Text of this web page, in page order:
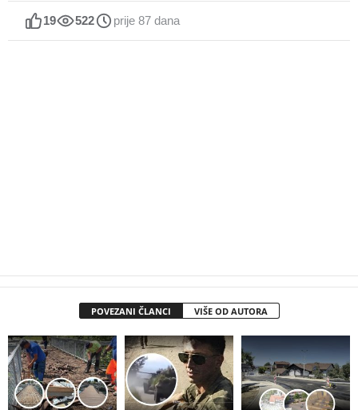
19 522 prije 87 dana
POVEZANI ČLANCI VIŠE OD AUTORA